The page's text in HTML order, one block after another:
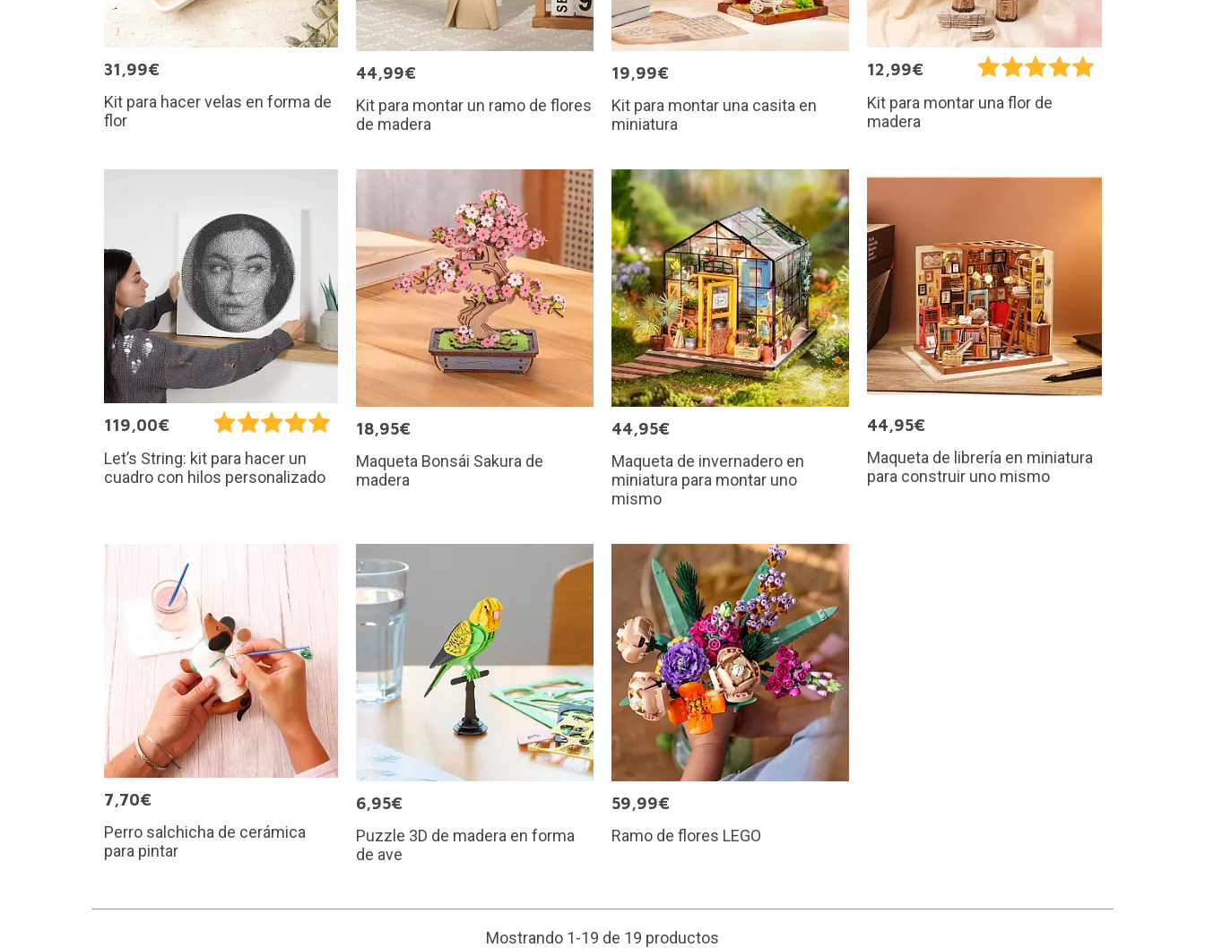
31,99€
Kit para hacer velas en forma de
flor
44,99€
Kit para montar un ramo de flores
de madera
19,99€
Kit para montar una casita en
miniatura
12,99€
Kit para montar una flor de
madera
119,00€
Let’s String: kit para hacer un
cuadro con hilos personalizado
18,95€
Maqueta Bonsái Sakura de
madera
44,95€
Maqueta de invernadero en
miniatura para montar uno
mismo
44,95€
Maqueta de librería en miniatura
para construir uno mismo
7,70€
Perro salchicha de cerámica
para pintar
6,95€
Puzzle 3D de madera en forma
de ave
59,99€
Ramo de flores LEGO
Mostrando 1-19 de 19 productos